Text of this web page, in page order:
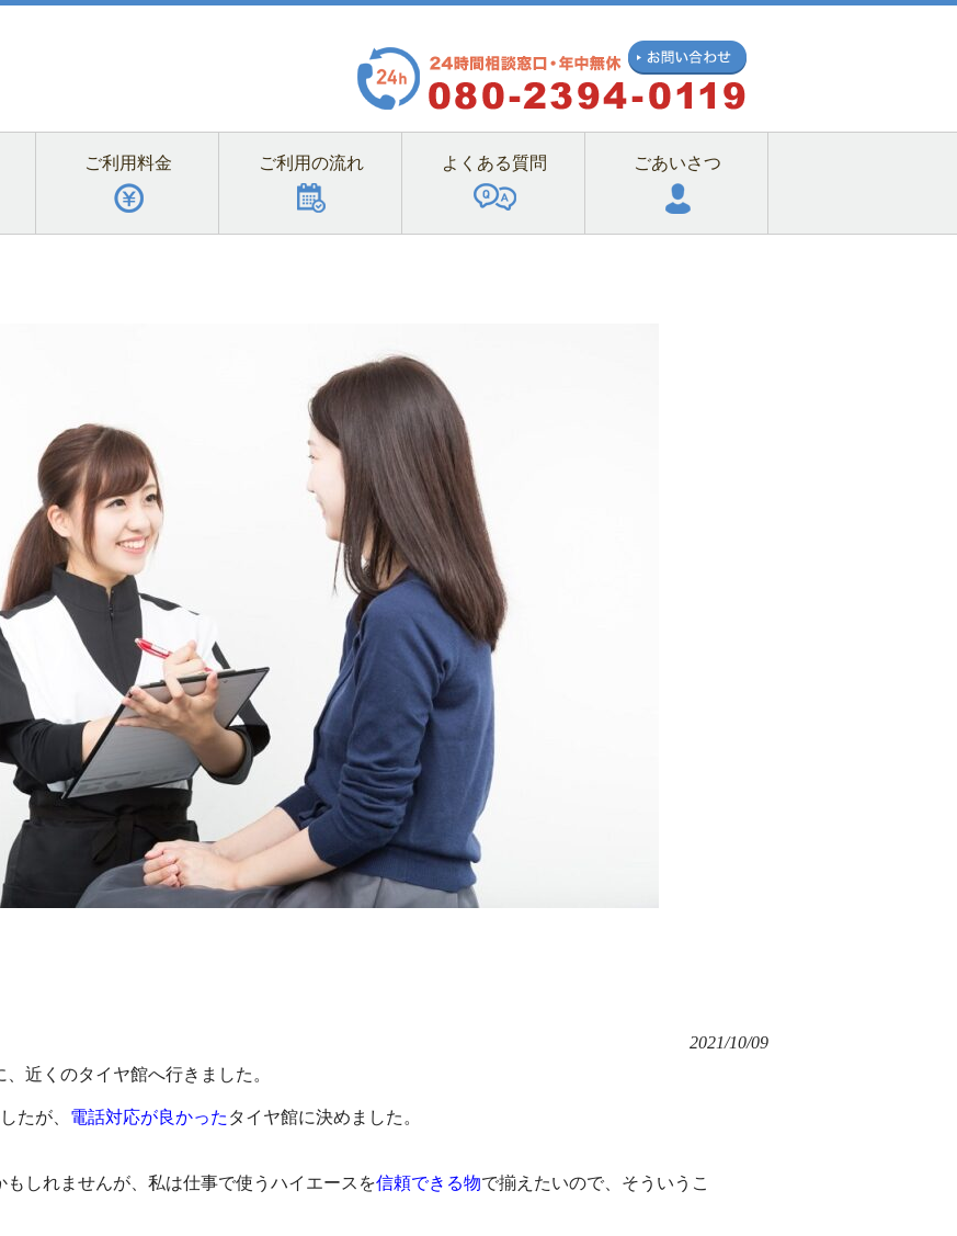
ご利用料金 ご利用の流れ よくある質問 ごあいさつ
2021/10/09
近くのタイヤ館へ行きました。
たが、 電話対応が良かった タイヤ館に決めました。
しれませんが、私は仕事で使うハイエースを信頼できる物で揃えたいので、そういうこ